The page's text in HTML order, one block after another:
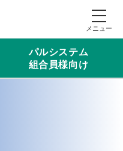
パルシステム
組合員様向け